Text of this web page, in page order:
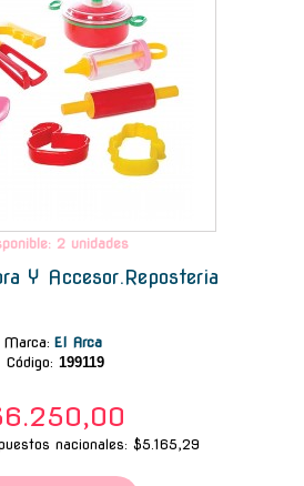
2 unidades
Y Accesor.Reposteria
Marca: El Arca
Código: 199119
nacionales: $5.165,29